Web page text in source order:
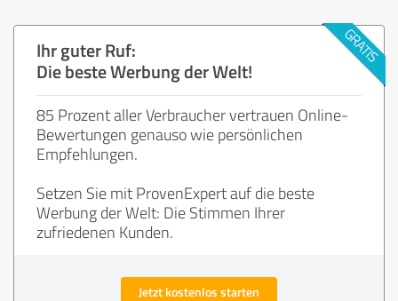
Ihr guter Ruf:
Die beste Werbung der Welt!
85 Prozent aller Verbraucher vertrauen Online-
Bewertungen genauso wie persönlichen
Empfehlungen.
Setzen Sie mit ProvenExpert auf die beste
Werbung der Welt: Die Stimmen Ihrer
zufriedenen Kunden.
Jetzt kostenlos starten